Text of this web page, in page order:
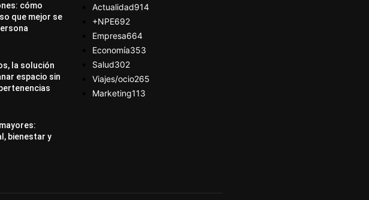
cómo
que mejor se
la solución
espacio sin
bienestar y
Actualidad914
+NPE692
Empresa664
Economía353
Salud302
Viajes/ocio265
Marketing113